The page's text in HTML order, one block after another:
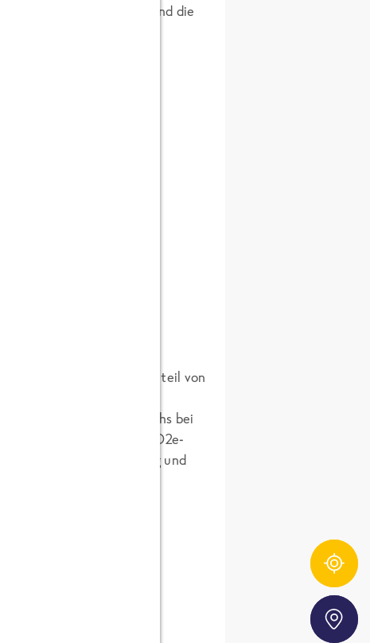
mit ein. Der Transport und die
Transport haben einen Anteil von
Tagliatelle Wildlachs bei
im Handel ca. 4% der CO2e-
Einkaufsfahrt, Lagerung und
Zutatentracker
Storefinder